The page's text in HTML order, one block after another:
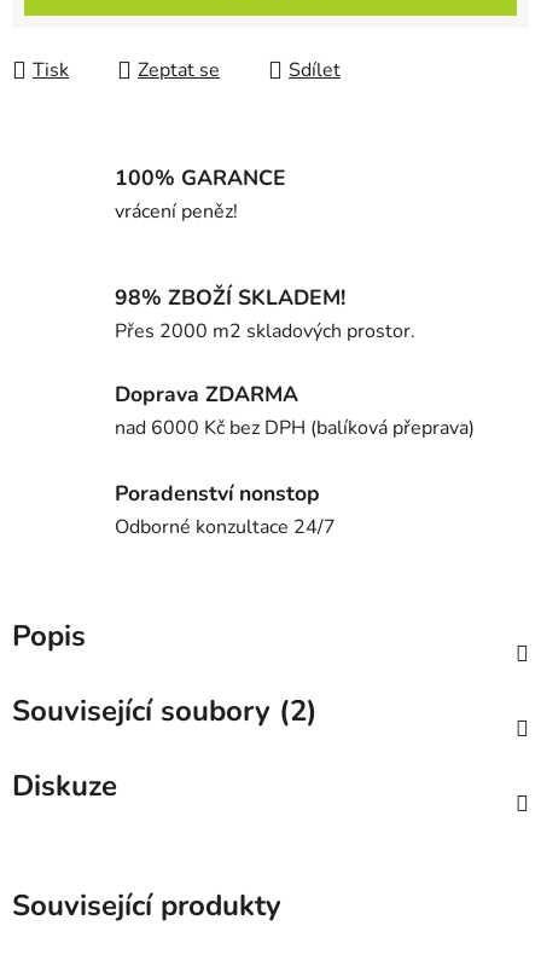
Tisk Zeptat se Sdílet
100% GARANCE
vrácení peněz!
98% ZBOŽÍ SKLADEM!
Přes 2000 m2 skladových prostor.
Doprava ZDARMA
nad 6000 Kč bez DPH (balíková přeprava)
Poradenství nonstop
Odborné konzultace 24/7
Popis
Související soubory (2)
Diskuze
Související produkty